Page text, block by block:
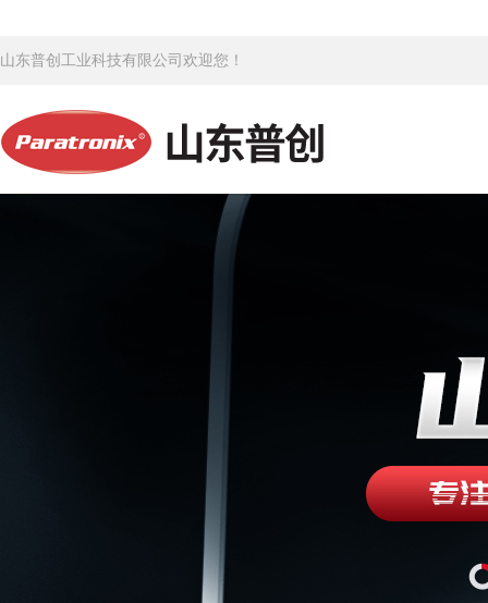
山东普创工业科技有限公司欢迎您！